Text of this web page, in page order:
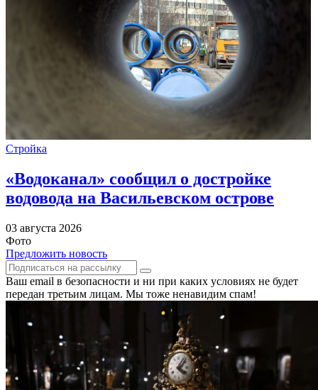
Стройка
«Водоканал» сообщил о достройке
водовода на Васильевском острове
03 августа 2026
Фото
Предложить новость
Ваш email в безопасности и ни при каких условиях не будет
передан третьим лицам. Мы тоже ненавидим спам!